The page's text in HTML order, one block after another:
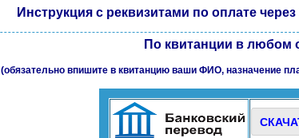
Инструкция с реквизитами по оплате
По квитанции в любом
(обязательно впишите в квитанцию ваши ФИО, назначение